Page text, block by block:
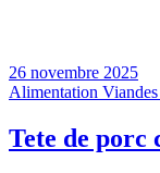
26 novembre 2025
Alimentation Viandes
Tete de porc